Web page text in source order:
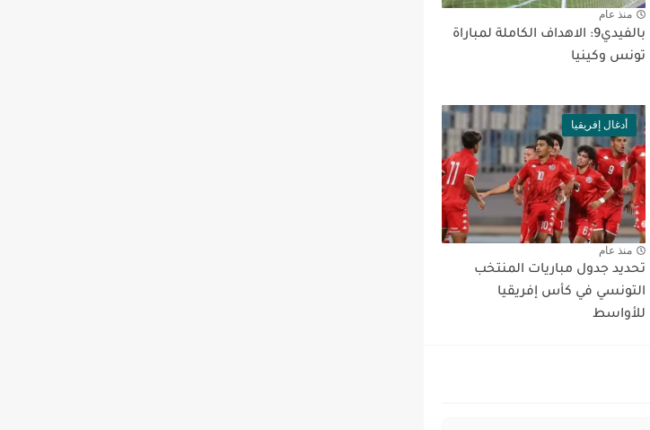
منذ عام
بالفيدي9: الاهداف الكاملة لمباراة
تونس وكينيا
أدغال إفريقيا
منذ عام
تحديد جدول مباريات المنتخب
التونسي في كأس إفريقيا
للأواسط